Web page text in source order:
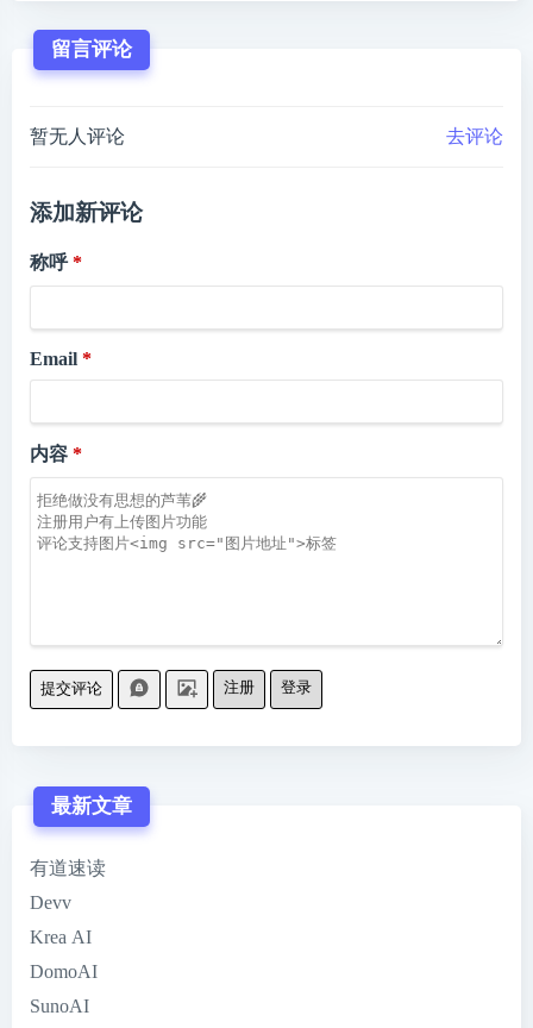
留言评论
暂无人评论 去评论
添加新评论
称呼
Email
内容
提交评论 注册 登录
最新文章
有道速读
Devv
Krea AI
DomoAI
SunoAI